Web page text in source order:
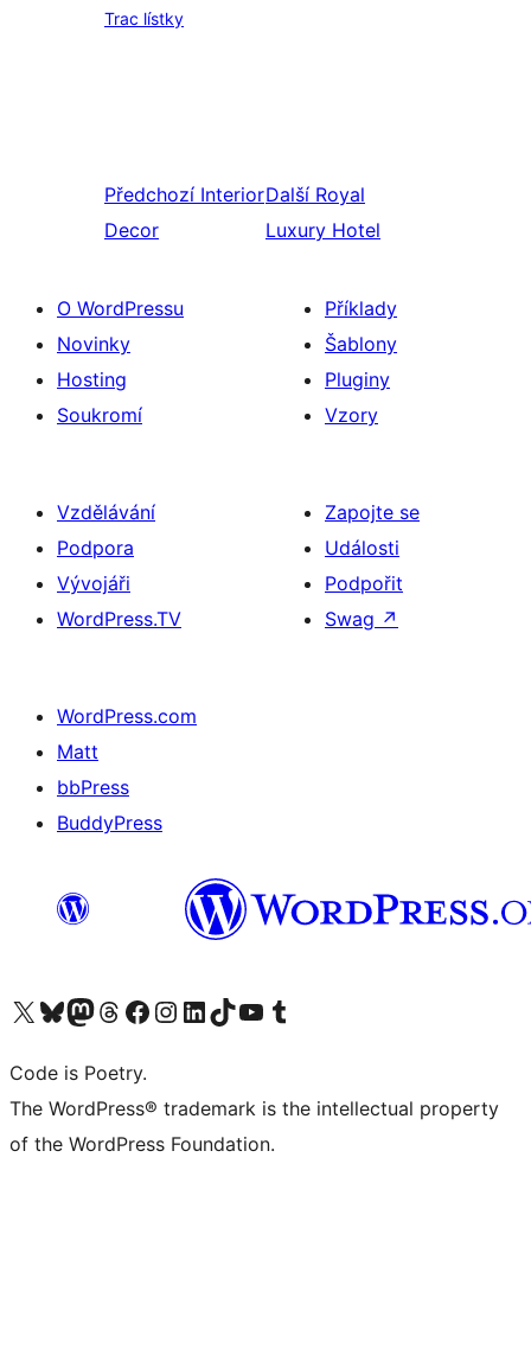
Trac lístky
Předchozí Interior
Decor
Další Royal
Luxury Hotel
O WordPressu
Novinky
Hosting
Soukromí
Příklady
Šablony
Pluginy
Vzory
Vzdělávání
Podpora
Vývojáři
WordPress.TV
Zapojte se
Události
Podpořit
Swag ↗
WordPress.com
Matt
bbPress
BuddyPress
Navštivte náš účet na X (dříve Twitter)
Navštivte náš Bluesky účetNavštivte náš účet Mastodon
Navštivte náš Threads účetNavštivte naši stránku na Facebooku
Navštivte náš Instagram účetNavštivte náš LinkedIn účetNavštivte náš TikTok účetNavštivte náš YouTube kanálNavštivte náš Tumblr účet
Code is Poetry.
The WordPress® trademark is the intellectual property
of the WordPress Foundation.